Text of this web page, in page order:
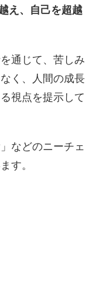
え、自己を超越
通じて、苦しみ
く、人間の成長
視点を提示して
などのニーチェ
す。